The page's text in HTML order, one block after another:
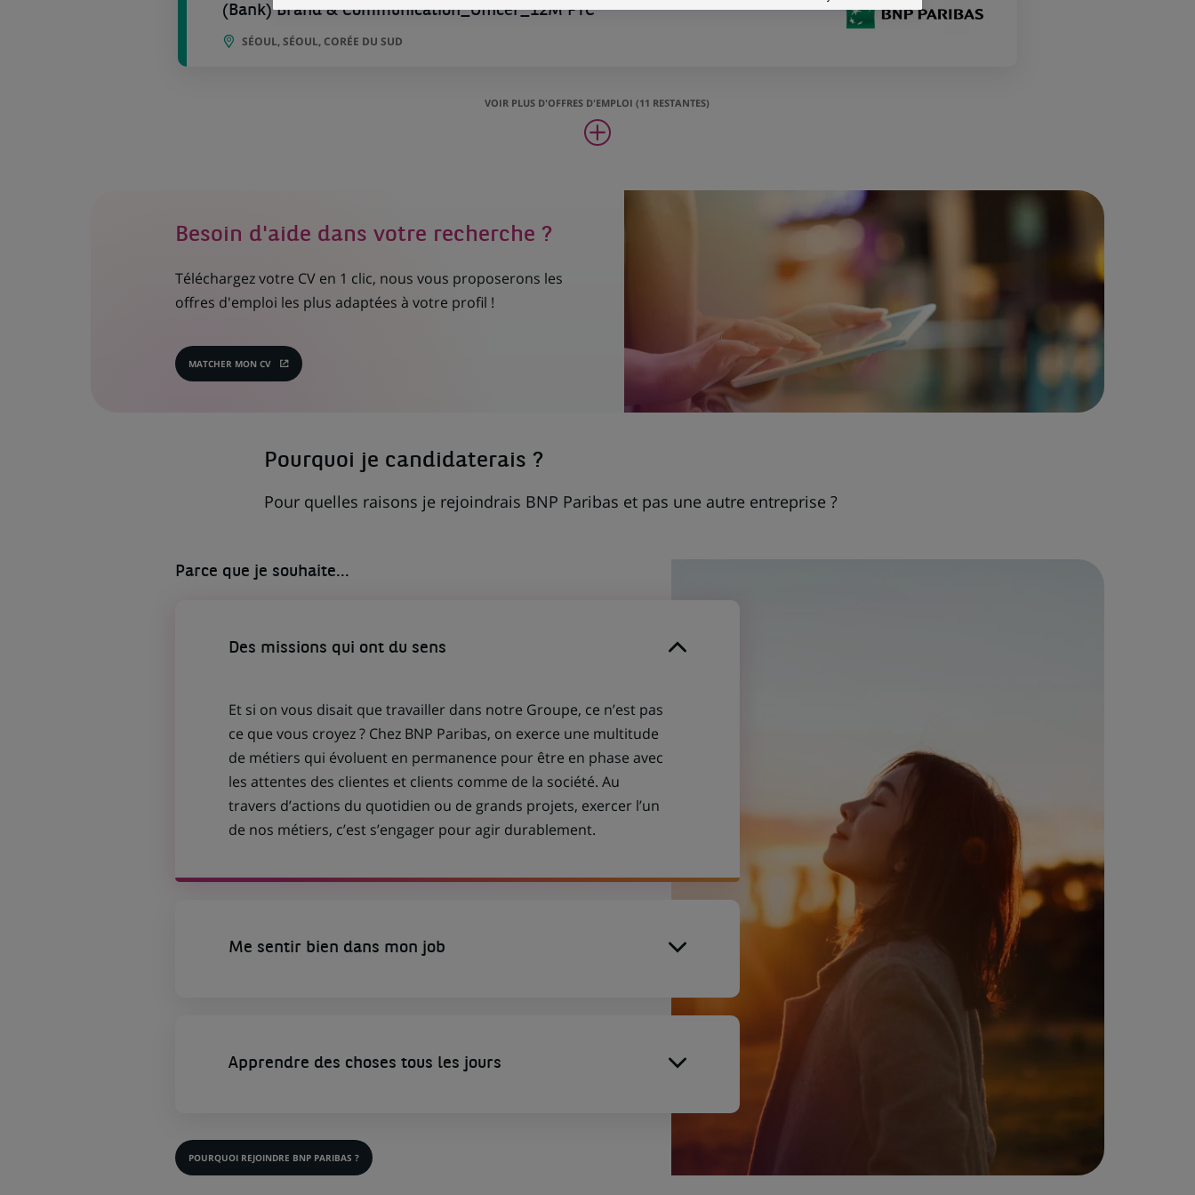
(Bank) Brand & Communication_Officer_12M FTC
SÉOUL, SÉOUL, CORÉE DU SUD
VOIR PLUS D'OFFRES D'EMPLOI (11 RESTANTES)
Besoin d'aide dans votre recherche ?
Téléchargez votre CV en 1 clic, nous vous proposerons les
offres d'emploi les plus adaptées à votre profil !
MATCHER MON CV
(CE
Pourquoi je candidaterais ?
Pour quelles raisons je rejoindrais BNP Paribas et pas une autre entreprise ?
Parce que je souhaite...
Des missions qui ont du sens
Et si on vous disait que travailler dans notre Groupe, ce n’est pas
ce que vous croyez ? Chez BNP Paribas, on exerce une multitude
de métiers qui évoluent en permanence pour être en phase avec
les attentes des clientes et clients comme de la société. Au
travers d’actions du quotidien ou de grands projets, exercer l’un
de nos métiers, c’est s’engager pour agir durablement.
Me sentir bien dans mon job
Apprendre des choses tous les jours
POURQUOI REJOINDRE BNP PARIBAS ?